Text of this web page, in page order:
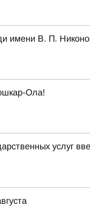
В. П.
Ола!
услуг